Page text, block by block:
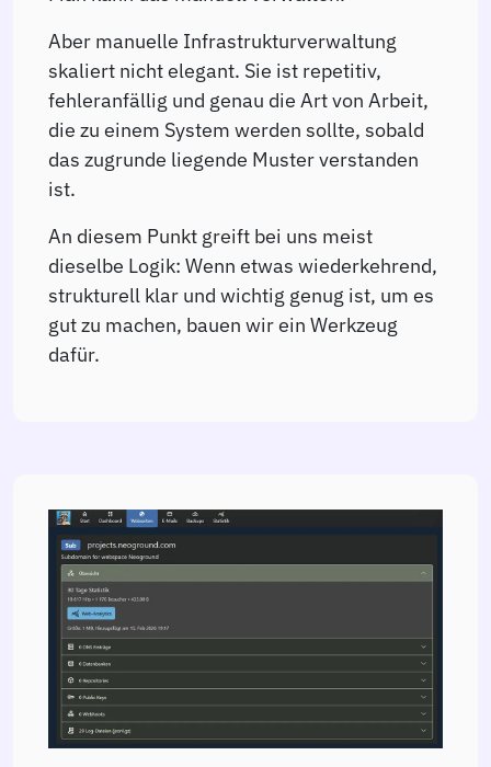
Aber manuelle Infrastrukturverwaltung
skaliert nicht elegant. Sie ist repetitiv,
fehleranfällig und genau die Art von Arbeit,
die zu einem System werden sollte, sobald
das zugrunde liegende Muster verstanden
ist.
An diesem Punkt greift bei uns meist
dieselbe Logik: Wenn etwas wiederkehrend,
strukturell klar und wichtig genug ist, um es
gut zu machen, bauen wir ein Werkzeug
dafür.